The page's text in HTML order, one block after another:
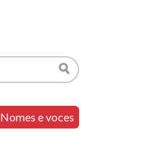
Buscar
Nomes e voces